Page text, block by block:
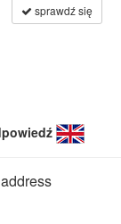
sprawdź się
address